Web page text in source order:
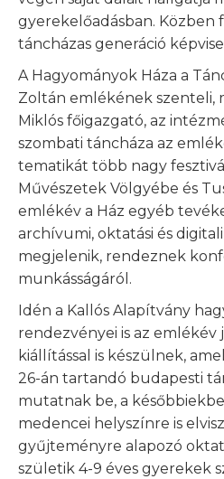
gyerekelőadásban. Közben
táncházas generáció
A Hagyományok Háza a
Zoltán emlékének szenteli,
Miklós főigazgató, az
szombati táncháza az
tematikát több nagy
Művészetek Völgyébe és
emlékév a Ház egyéb
archívumi, oktatási és
megjelenik, rendeznek
munkásságáról.
Idén a Kallós Alapítvány
rendezvényei is az emlékév
kiállítással is készülnek,
26-án tartandó budapesti
mutatnak be, a
medencei helyszínre is
gyűjteményre alapozó
születik 4-9 éves gyerekek